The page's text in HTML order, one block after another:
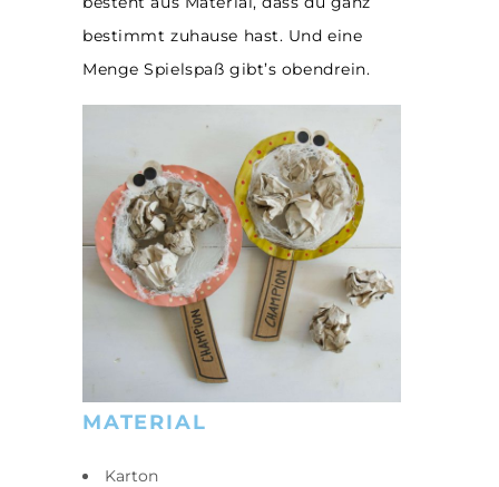
bestimmt zuhause hast. Und eine
Menge Spielspaß gibt’s obendrein.
MATERIAL
Karton